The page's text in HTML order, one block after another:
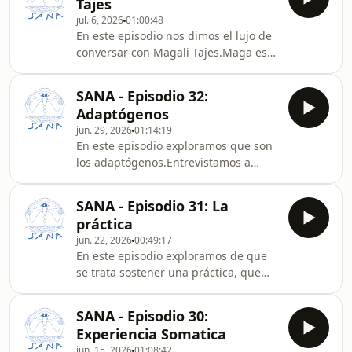
comparten talleres, laboratorios y
mentorías donde se trenzan practicas
de arte, espiritualidad y vida
cotidiana..Sana es un podcast que
busca acercar información sobre
diferentes herramientas que nos
ayudan a sanar. Proponemos pensar l
Tajes
jul. 6, 202601:00:48
En este episodio nos dimos el lujo de
conversar con Magali Tajes.Maga es
hizo la formación en Constelaciones
Familiares, y tiene un recorrido muy
informado por la transformación
personal. Fue una charla hermosa,
que disfrutamos muchísimo,
esperamos que ustedes también lo
disfruten!.Sana es un podcast que
busca acercar inform
SANA - Episodio 32:
Adaptógenos
jun. 29, 202601:14:19
En este episodio exploramos que son
los adaptógenos.Entrevistamos a
integral que reúne conocimiento,
profesionales y herramientas
naturales para acompañar procesos
de bienestar de manera
consciente.Su línea de suplementos
naturales está desarrollada a partir
de adaptógenos, hongos funcionales
y plantas medicinales cuidadosa
SANA - Episodio 31: La
práctica
jun. 22, 202600:49:17
En este episodio exploramos de que
se trata sostener una práctica, que
vidas.Sentimos que este es un
episodio transversal a toda lo que nos
SANA - Episodio 30:
Experiencia Somatica